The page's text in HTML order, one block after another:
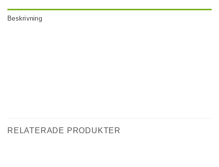
Beskrivning
RELATERADE PRODUKTER